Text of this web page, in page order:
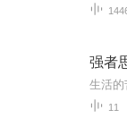
强者
11